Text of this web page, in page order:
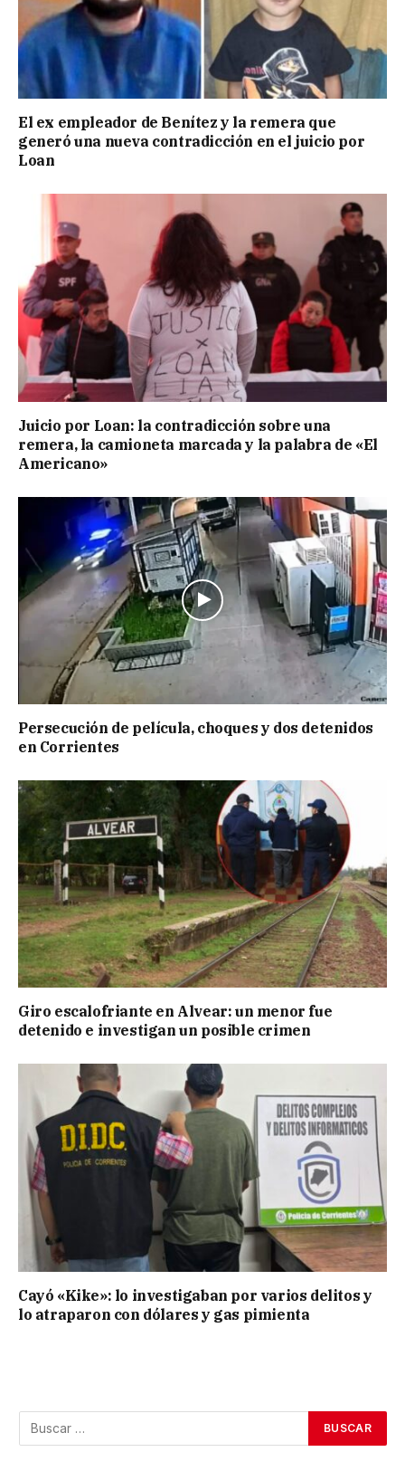
El ex empleador de Benítez y la remera que
generó una nueva contradicción en el juicio por
Loan
Juicio por Loan: la contradicción sobre una
remera, la camioneta marcada y la palabra de «El
Americano»
Persecución de película, choques y dos detenidos
en Corrientes
Giro escalofriante en Alvear: un menor fue
detenido e investigan un posible crimen
Cayó «Kike»: lo investigaban por varios delitos y
lo atraparon con dólares y gas pimienta